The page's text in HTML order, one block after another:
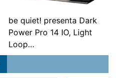
be quiet! presenta Dark
Power Pro 14 IO, Light
Loop…